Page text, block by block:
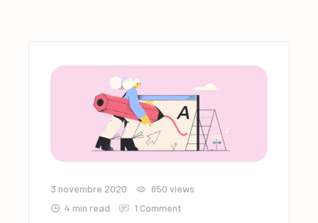
3 novembre 2020 650views
4 min read
1 Comment